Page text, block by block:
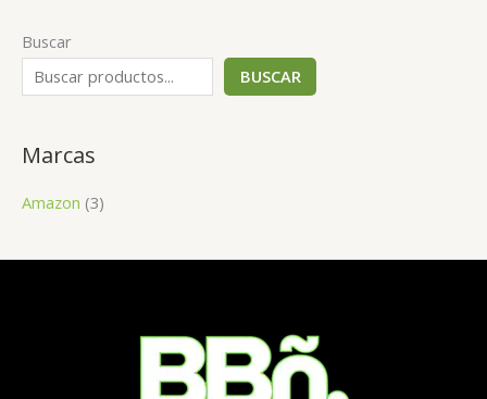
Buscar
BUSCAR
Marcas
Amazon (3)